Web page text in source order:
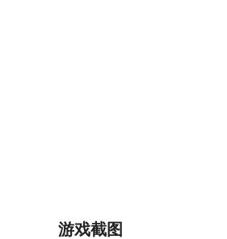
游戏截图